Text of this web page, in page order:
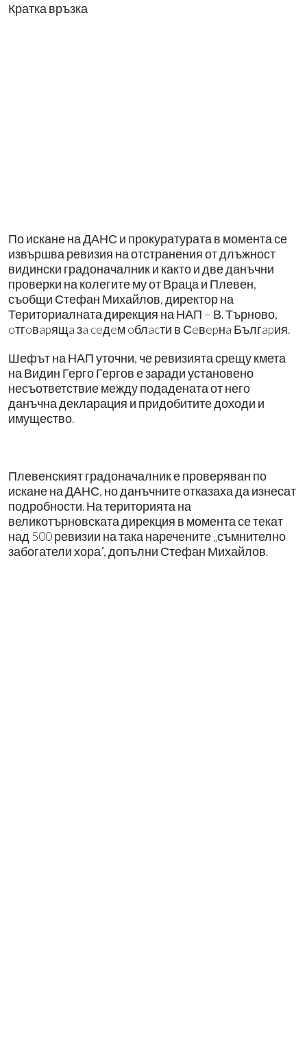
Кратка връзка
По искане на ДАНС и прокуратурата в момента се
извършва ревизия на отстранения от длъжност
видински градоначалник и както и две данъчни
проверки на колегите му от Враца и Плевен,
съобщи Стефан Михайлов, директор на
Териториалната дирекция на НАП – В. Търново,
oтгoвapящa зa ceдeм oблacти в Сeвepнa Бългapия.
Шефът на НАП уточни, че ревизията срещу кмета
на Видин Герго Гергов е заради установено
несъответствие между подадената от него
данъчна декларация и придобитите доходи и
имущество.
Плевенският градоначалник е проверяван по
искане на ДАНС, но данъчните отказаха да изнесат
подробности. На територията на
великотърновската дирекция в момента се текат
над 500 ревизии на така наречените „съмнително
забогатели хора”, допълни Стефан Михайлов.